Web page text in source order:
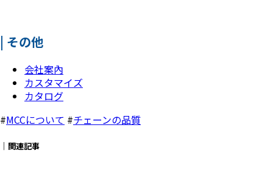
| その他
会社案內
カスタマイズ
カタログ
#MCCについて #チェーンの品質
｜関連記事